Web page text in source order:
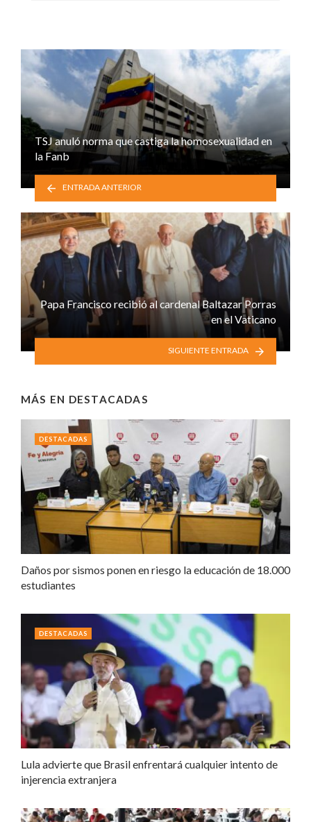
TSJ anuló norma que castiga la homosexualidad en
la Fanb
ENTRADA ANTERIOR
Papa Francisco recibió al cardenal Baltazar Porras
en el Vaticano
SIGUIENTE ENTRADA
MÁS EN DESTACADAS
Daños por sismos ponen en riesgo la educación de 18.000
estudiantes
DESTACADAS
Lula advierte que Brasil enfrentará cualquier intento de
injerencia extranjera
DESTACADAS